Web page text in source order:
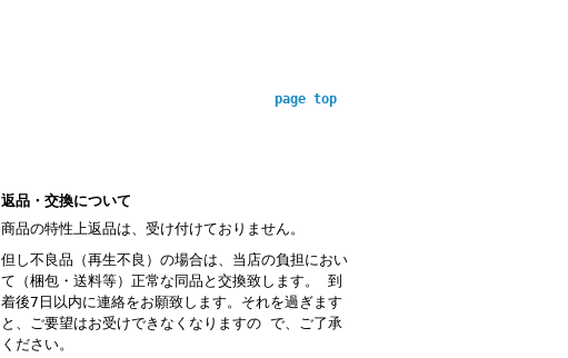
page top
返品・交換について
商品の特性上返品は、受け付けておりません。
但し不良品（再生不良）の場合は、当店の負担におい
て（梱包・送料等）正常な同品と交換致します。 到
着後7日以内に連絡をお願致します。それを過ぎます
と、ご要望はお受けできなくなりますの で、ご了承
ください。